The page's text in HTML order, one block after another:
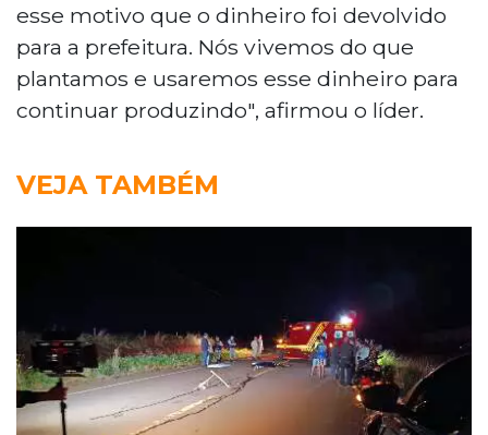
esse motivo que o dinheiro foi devolvido
para a prefeitura. Nós vivemos do que
plantamos e usaremos esse dinheiro para
continuar produzindo", afirmou o líder.
VEJA TAMBÉM